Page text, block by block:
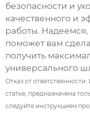
безопасности и
качественного и
работы. Надеемся,
поможет вам
получить
универсального
Отказ от
статье, предназначена
следуйте инструкциям